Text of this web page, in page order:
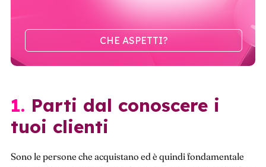
CHE ASPETTI?
1. Parti dal conoscere i
tuoi clienti
Sono le persone che acquistano ed è quindi fondamentale